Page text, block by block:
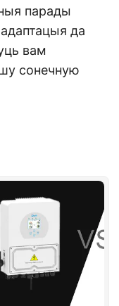
парады
да
вам
сонечную